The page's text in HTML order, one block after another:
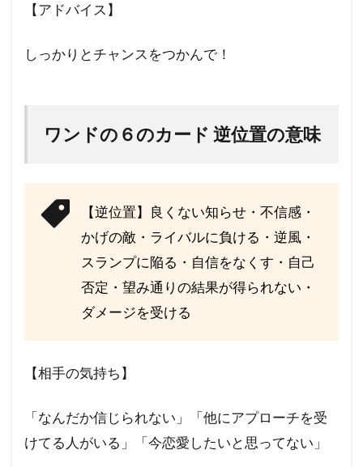
【アドバイス】
しっかりとチャンスをつかんで！
ワンドの６のカード 逆位置の意味
【逆位置】良くない知らせ・不信感・
かげの敵・ライバルに負ける・逆風・
スランプに陥る・自信をなくす・自己
否定・望み通りの結果が得られない・
ダメージを受ける
【相手の気持ち】
「なんだか信じられない」「他にアプローチを受
けてる人がいる」「今恋愛したいと思ってない」